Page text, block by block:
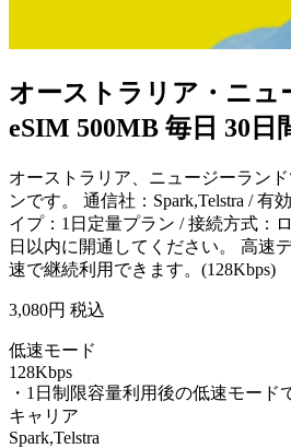
オーストラリア・ニュ
eSIM 500MB 毎日 30日
オーストラリア、ニュージーラン
ンです。 通信社：Spark,Telstra / 有
イプ：1日定量プラン / 接続方式：
日以内に開通してください。 高速
速で継続利用できます。(128Kbps)
3,080円 税込
低速モード
128Kbps
・1日制限容量利用後の低速モード
キャリア
Spark,Telstra